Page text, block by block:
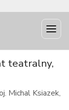
teatralny,
Michal Ksiazek,